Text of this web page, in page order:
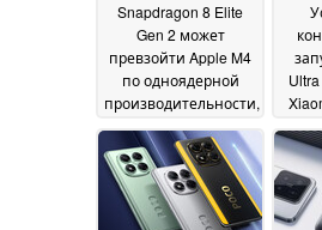
Snapdragon 8 Elite
Gen 2 может
превзойти Apple M4
по одноядерной
производительности,
утверждает
надежный источник
04 January 2025